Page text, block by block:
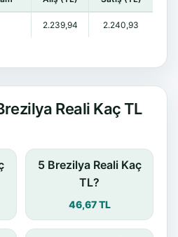
2.239,94 2.240,93
Reali Kaç TL
5 Brezilya Reali Kaç
TL?
46,67 TL